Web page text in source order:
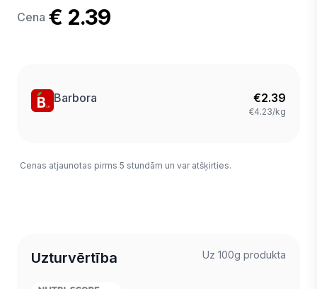
Cena € 2.39
Barbora €2.39
€4.23/kg
Cenas atjaunotas pirms 5 stundām un var atšķirties.
Uzturvērtība Uz 100g produkta